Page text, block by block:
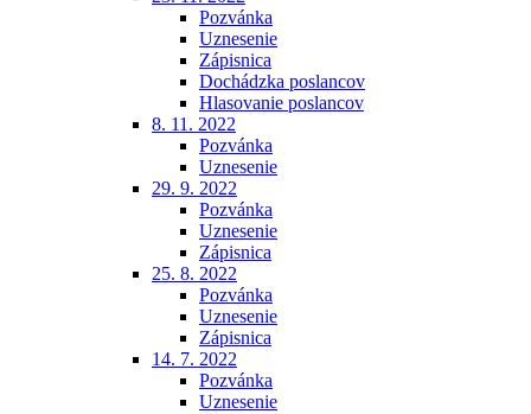
Pozvánka
Uznesenie
Zápisnica
Dochádzka poslancov
Hlasovanie poslancov
8. 11. 2022
Pozvánka
Uznesenie
29. 9. 2022
Pozvánka
Uznesenie
Zápisnica
25. 8. 2022
Pozvánka
Uznesenie
Zápisnica
14. 7. 2022
Pozvánka
Uznesenie